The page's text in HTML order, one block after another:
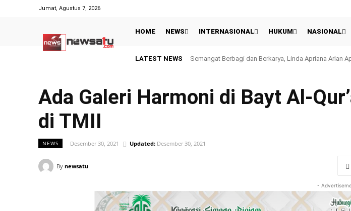
Jumat, Agustus 7, 2026
HOME NEWS INTERNASIONAL HUKUM NASIONAL
LATEST NEWSSemangat Berbagi dan Berkarya, Linda Apriana Arlan
Inggris dan UEFA Tetap Ancam Boikot Piala Dunia
Ada Galeri Harmoni di Bayt Al-
di TMII
NEWS Desember 30, 2021 Updated: Desember 30, 2021
By newsatu
-